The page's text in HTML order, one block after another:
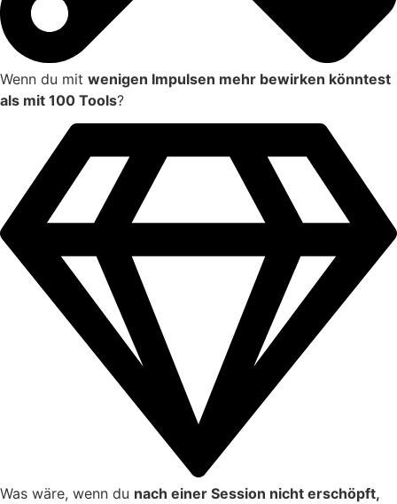
Wenn du mit wenigen Impulsen mehr bewirken könntest
als mit 100 Tools?
Was wäre, wenn du nach einer Session nicht erschöpft,